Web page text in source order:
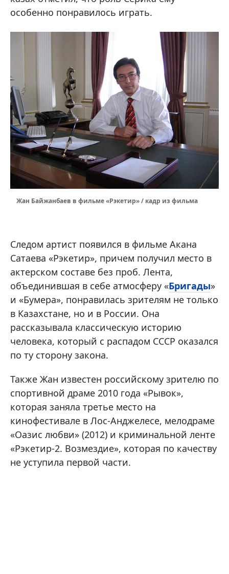
особенно понравилось играть.
Жан Байжанбаев в фильме «Рэкетир» / кадр из фильма
Следом артист появился в фильме Акана
Сатаева «Рэкетир», причем получил место в
актерском составе без проб. Лента,
объединившая в себе атмосферу «Бригады»
и «Бумера», понравилась зрителям не только
в Казахстане, но и в России. Она
рассказывала классическую историю
человека, который с распадом СССР оказался
по ту сторону закона.
Также Жан известен российскому зрителю по
спортивной драме 2010 года «Рывок»,
которая заняла третье место на
кинофестивале в Лос-Анджелесе, мелодраме
«Оазис любви» (2012) и криминальной ленте
«Рэкетир-2. Возмездие», которая по качеству
не уступила первой части.